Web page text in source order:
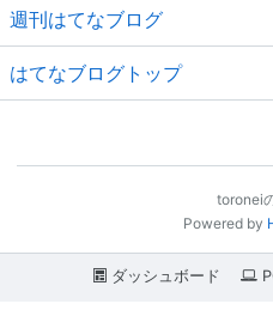
週刊はてなブログ
はてなブログトップ
toronei
Powered by
ダッシュボード